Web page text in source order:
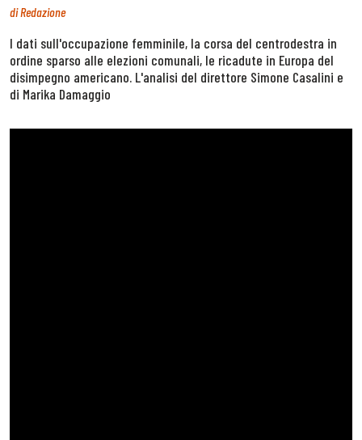
diRedazione
I dati sull'occupazione femminile, la corsa del centrodestra in
ordine sparso alle elezioni comunali, le ricadute in Europa del
disimpegno americano. L'analisi del direttore Simone Casalini e
di Marika Damaggio